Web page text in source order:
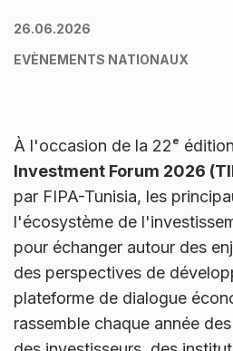
26.06.2026
EVÈNEMENTS NATIONAUX
À l'occasion de la 22ᵉ
Investment Forum 2026
par FIPA-Tunisia, les
l'écosystème de
pour échanger autour des
des perspectives de
plateforme de dialogue
rassemble chaque année